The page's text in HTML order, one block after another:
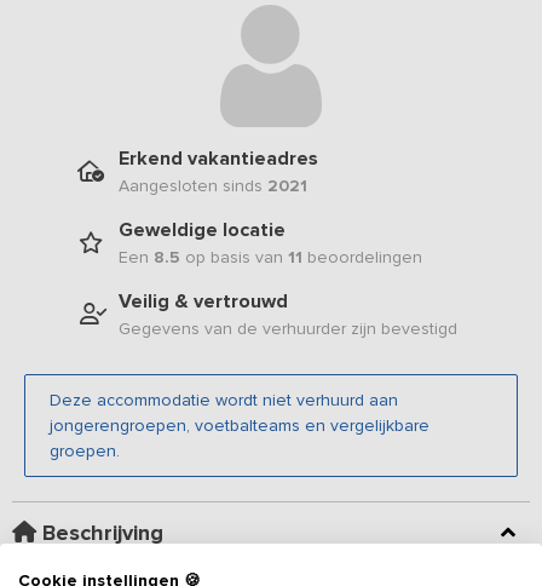
Erkend vakantieadres
Aangesloten sinds 2021
Geweldige locatie
Een 8.5 op basis van 11 beoordelingen
Veilig & vertrouwd
Gegevens van de verhuurder zijn bevestigd
Deze accommodatie wordt niet verhuurd aan
jongerengroepen, voetbalteams en vergelijkbare
groepen.
Beschrijving
Cookie instellingen 🍪